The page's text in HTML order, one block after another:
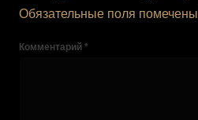
Обязательные поля помечены
Комментарий *